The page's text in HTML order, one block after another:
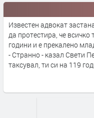
Известен адвокат
да протестира, че всичко
години и е прекалено
- Странно - казал Свети
таксувал, ти си на 119